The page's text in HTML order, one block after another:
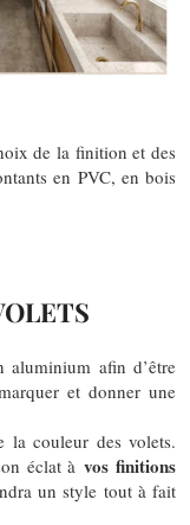
de la finition et des
en PVC, en bois
aluminium afin d’être
et donner une
la couleur des volets.
éclat àvos finitions
un style tout à fait